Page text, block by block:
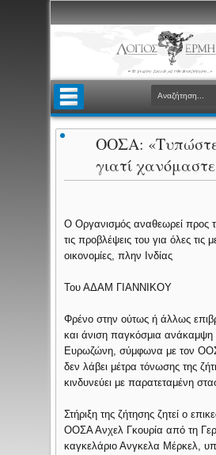
ΟΟΣΑ:
γιατί
Ο Οργανισμός αναθεωρεί προς
τις προβλέψεις του για όλες τις
οικονομίες, πλην Ινδίας
Του ΑΔΑΜ ΓΙΑΝΝΙΚΟΥ
Φρένο στην ούτως ή άλλως
και άνιση παγκόσμια ανάκαμψη
Ευρωζώνη, σύμφωνα με τον
δεν λάβει μέτρα τόνωσης της
κινδυνεύει με παρατεταμένη
Στήριξη της ζήτησης ζητεί ο
ΟΟΣΑ Ανχελ Γκουρία από τη
καγκελάριο Ανγκελα Μέρκελ,